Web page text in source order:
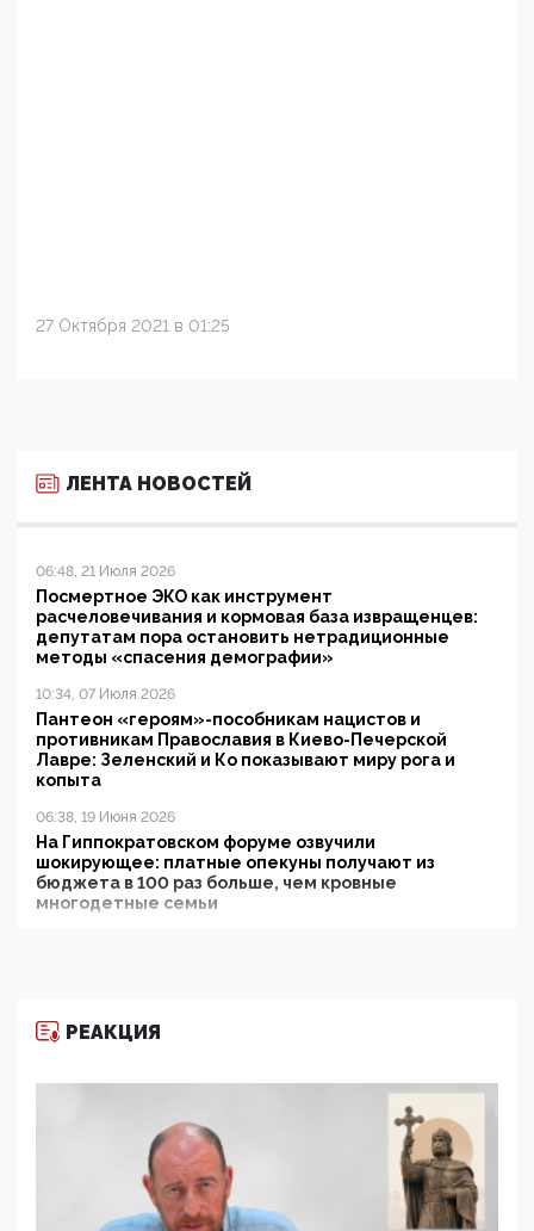
27 Октября 2021 в 01:25
ЛЕНТА НОВОСТЕЙ
06:48, 21 Июля 2026
Посмертное ЭКО как инструмент
расчеловечивания и кормовая база извращенцев:
депутатам пора остановить нетрадиционные
методы «спасения демографии»
10:34, 07 Июля 2026
Пантеон «героям»-пособникам нацистов и
противникам Православия в Киево-Печерской
Лавре: Зеленский и Ко показывают миру рога и
копыта
06:38, 19 Июня 2026
На Гиппократовском форуме озвучили
шокирующее: платные опекуны получают из
бюджета в 100 раз больше, чем кровные
многодетные семьи
11:53, 09 Июня 2026
деятельность ИИТО ЮНЕСКО в России, но
цифроглобалисты продолжают определять
повестку в образовании
09:43, 01 Июня 2026
5G за счет здоровья граждан: Минцифры намерено
отобрать у регионов и муниципалитетов право
РЕАКЦИЯ